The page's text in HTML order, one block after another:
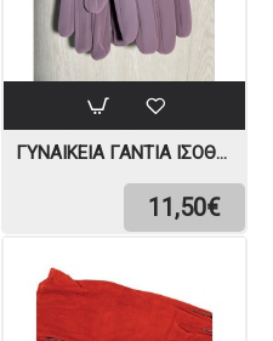
ΓΥΝΑΙΚΕΊΑ ΓΆΝΤΙΑ ΙΣΟΘΕΡΜΙΚΆ
11,50€